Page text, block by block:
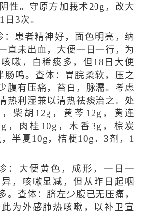
性。守原方加莪术20g，改大
3次。
：患者精神好，面色明亮，纳
直未出血，大便一日一行，为
嗽，白稀痰多，但18日大便
肠鸣。查体：胃脘柔软，压之
腹有压痛，苔白，脉濡。考虑
热利湿兼以清热祛痰治之。处
柴胡12g，黄芩12g，黄连
，肉桂10g，木香3g，棕炭
半夏10g，桔梗10g。3剂，1
：大便黄色，成形，一日一
，咳嗽显减，但从昨日起咽
。查体：脐左少腹已无压痛，
为外感肺热咳嗽，以补卫宣